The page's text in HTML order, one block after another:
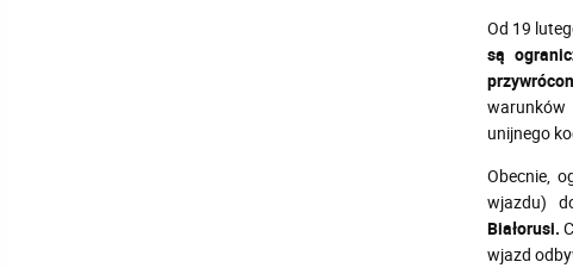
Od 19
są
warunków
unijnego
Obecnie,
wjazdu)
Białorusi.
wjazd